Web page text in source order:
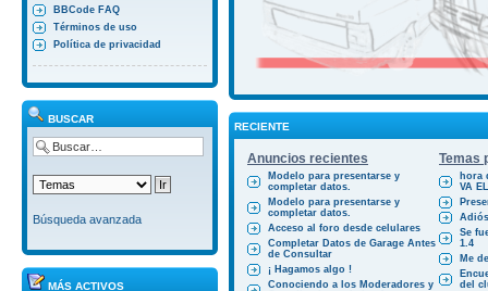
BBCode FAQ
Términos de uso
Política de privacidad
BUSCAR
Búsqueda avanzada
MÁS ACTIVOS
RECIENTE
Anuncios recientes Temas
Modelo para presentarse y
completar datos.
Modelo para presentarse y
completar datos.
Acceso al foro desde celulares
Completar Datos de Garage Antes
de Consultar
¡ Hagamos algo !
Conociendo a los Moderadores y
hora
VA
Se
1.4
Me
del